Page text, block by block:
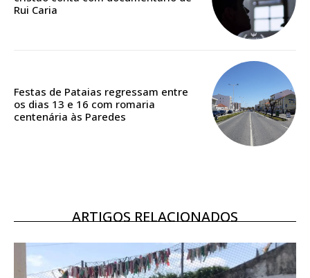
Acesso aos conteúdos Exclusivos para
Escolha o plano
16€
12 meses
Rui Caria
Festas de Pataias regressam entre
os dias 13 e 16 com romaria
centenária às Paredes
ARTIGOS RELACIONADOS